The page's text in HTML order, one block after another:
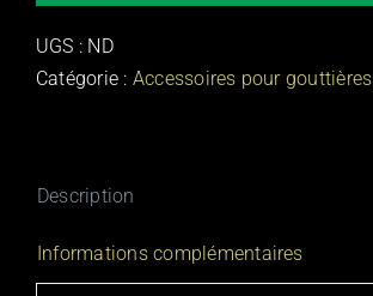
UGS : ND
Catégorie : Accessoires pour gouttières
Description
Informations complémentaires